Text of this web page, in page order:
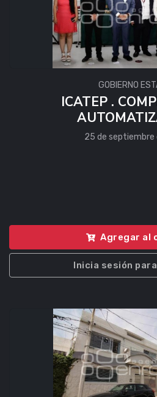
GOBIERNO
ICATEP .
25 de septiembre
Agregar al
Inicia sesión